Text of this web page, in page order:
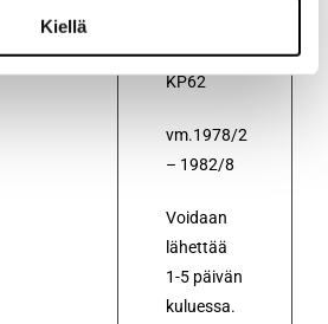
Kiellä
KP60 ja
KP62
vm.1978/2
– 1982/8
Voidaan
lähettää
1-5 päivän
kuluessa.